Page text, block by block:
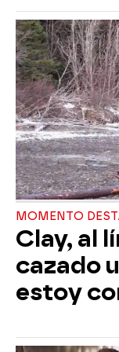
MOMENTO
Clay, al
cazado
estoy